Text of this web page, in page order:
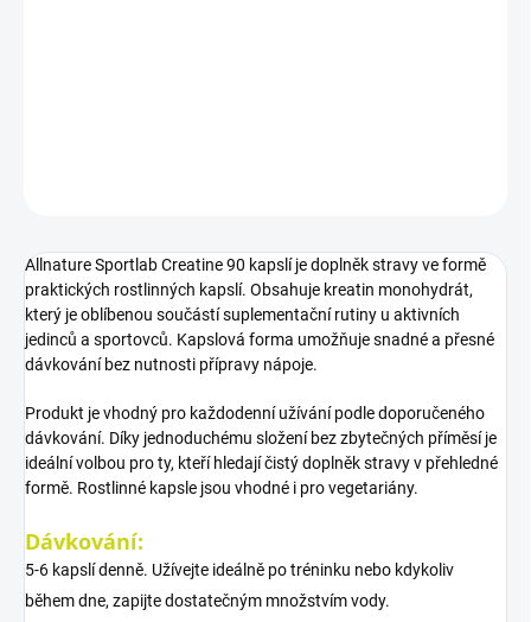
Allnature Sportlab Creatine 90 kapslí je doplněk stravy ve formě
praktických rostlinných kapslí. Obsahuje kreatin monohydrát,
který je oblíbenou součástí suplementační rutiny u aktivních
jedinců a sportovců. Kapslová forma umožňuje snadné a přesné
dávkování bez nutnosti přípravy nápoje.
Produkt je vhodný pro každodenní užívání podle doporučeného
dávkování. Díky jednoduchému složení bez zbytečných příměsí je
ideální volbou pro ty, kteří hledají čistý doplněk stravy v přehledné
formě. Rostlinné kapsle jsou vhodné i pro vegetariány.
Dávkování:
5-6 kapslí denně. Užívejte ideálně po tréninku nebo kdykoliv
během dne, zapijte dostatečným množstvím vody.